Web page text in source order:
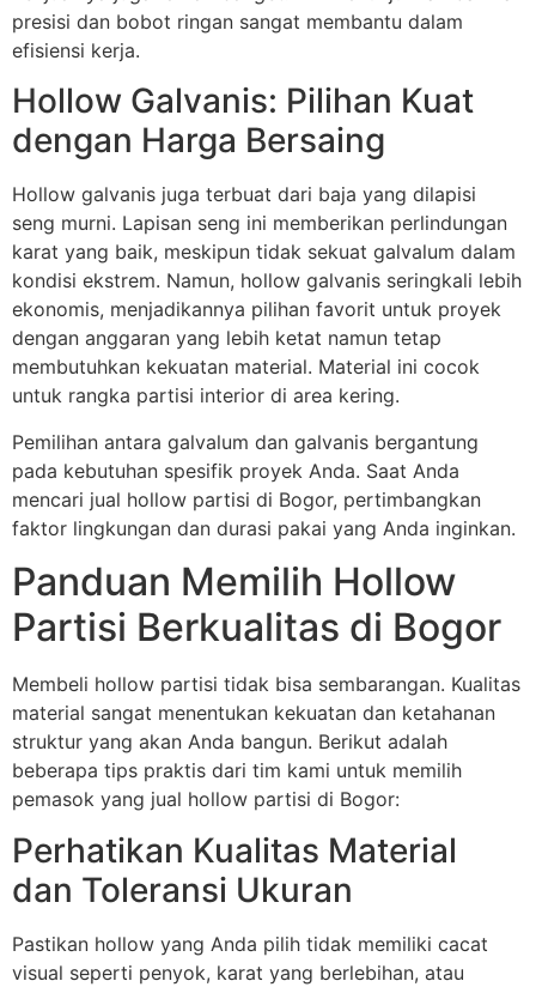
presisi dan bobot ringan sangat membantu dalam
efisiensi kerja.
Hollow Galvanis: Pilihan Kuat
dengan Harga Bersaing
Hollow galvanis juga terbuat dari baja yang dilapisi
seng murni. Lapisan seng ini memberikan perlindungan
karat yang baik, meskipun tidak sekuat galvalum dalam
kondisi ekstrem. Namun, hollow galvanis seringkali lebih
ekonomis, menjadikannya pilihan favorit untuk proyek
dengan anggaran yang lebih ketat namun tetap
membutuhkan kekuatan material. Material ini cocok
untuk rangka partisi interior di area kering.
Pemilihan antara galvalum dan galvanis bergantung
pada kebutuhan spesifik proyek Anda. Saat Anda
mencari jual hollow partisi di Bogor, pertimbangkan
faktor lingkungan dan durasi pakai yang Anda inginkan.
Panduan Memilih Hollow
Partisi Berkualitas di Bogor
Membeli hollow partisi tidak bisa sembarangan. Kualitas
material sangat menentukan kekuatan dan ketahanan
struktur yang akan Anda bangun. Berikut adalah
beberapa tips praktis dari tim kami untuk memilih
pemasok yang jual hollow partisi di Bogor:
Perhatikan Kualitas Material
dan Toleransi Ukuran
Pastikan hollow yang Anda pilih tidak memiliki cacat
visual seperti penyok, karat yang berlebihan, atau